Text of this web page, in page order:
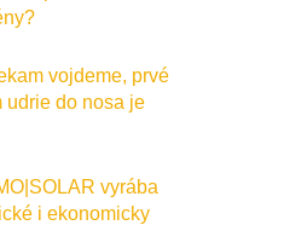
vojdeme, prvé
udrie do nosa je
vyrába
i ekonomicky